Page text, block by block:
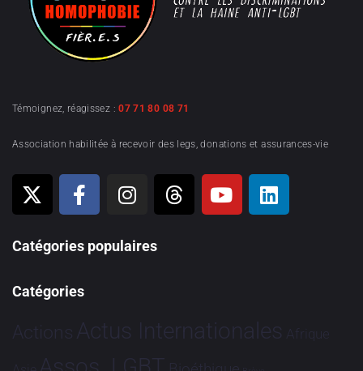
Témoignez, réagissez :07 71 80 08 71
Association habilitée à recevoir des legs, donations et assurances-vie
Catégories populaires
Catégories
Actions Actus Internationales Afrique